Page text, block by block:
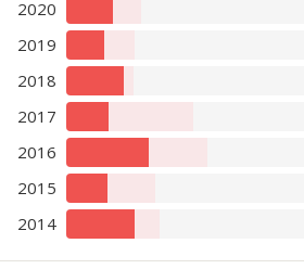
2020
2019
2018
2017
2016
2015
2014